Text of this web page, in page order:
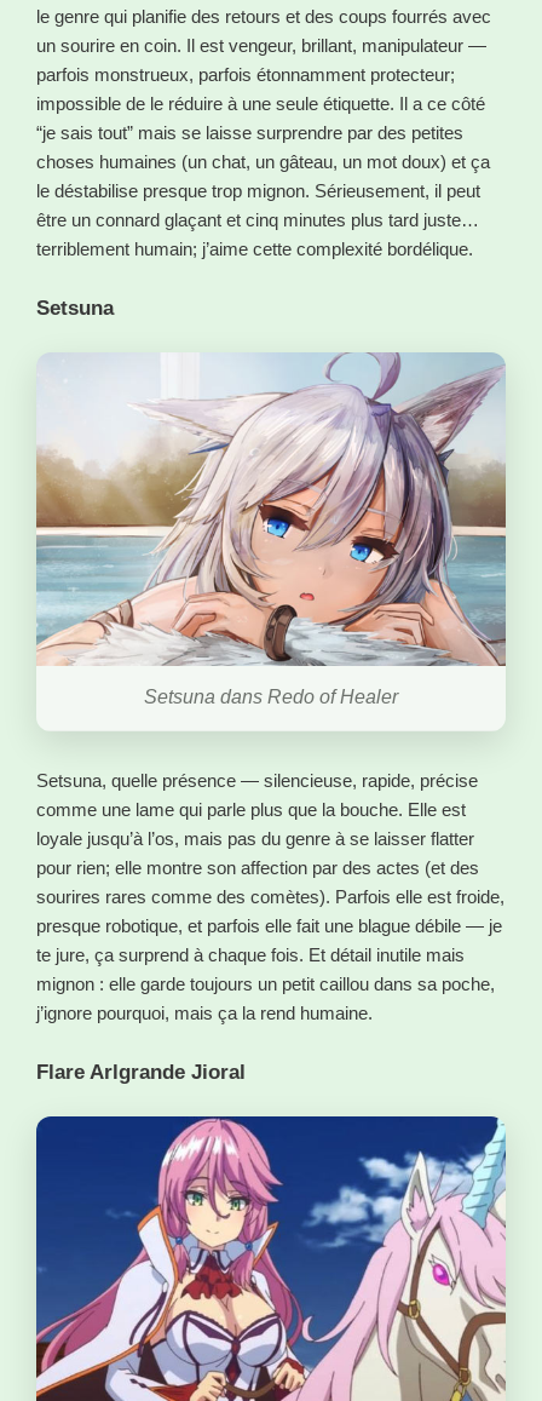
le genre qui planifie des retours et des coups fourrés avec
un sourire en coin. Il est vengeur, brillant, manipulateur —
parfois monstrueux, parfois étonnamment protecteur;
impossible de le réduire à une seule étiquette. Il a ce côté
“je sais tout” mais se laisse surprendre par des petites
choses humaines (un chat, un gâteau, un mot doux) et ça
le déstabilise presque trop mignon. Sérieusement, il peut
être un connard glaçant et cinq minutes plus tard juste…
terriblement humain; j’aime cette complexité bordélique.
Setsuna
Setsuna dans Redo of Healer
Setsuna, quelle présence — silencieuse, rapide, précise
comme une lame qui parle plus que la bouche. Elle est
loyale jusqu’à l’os, mais pas du genre à se laisser flatter
pour rien; elle montre son affection par des actes (et des
sourires rares comme des comètes). Parfois elle est froide,
presque robotique, et parfois elle fait une blague débile — je
te jure, ça surprend à chaque fois. Et détail inutile mais
mignon : elle garde toujours un petit caillou dans sa poche,
j’ignore pourquoi, mais ça la rend humaine.
Flare Arlgrande Jioral